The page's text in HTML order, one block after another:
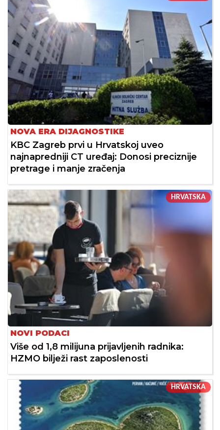
NOVA ERA DIJAGNOSTIKE
KBC Zagreb prvi u Hrvatskoj uveo
najnapredniji CT uređaj: Donosi preciznije
pretrage i manje zračenja
HRVATSKA
NOVI PODACI
Više od 1,8 milijuna prijavljenih radnika:
HZMO bilježi rast zaposlenosti
HRVATSKA